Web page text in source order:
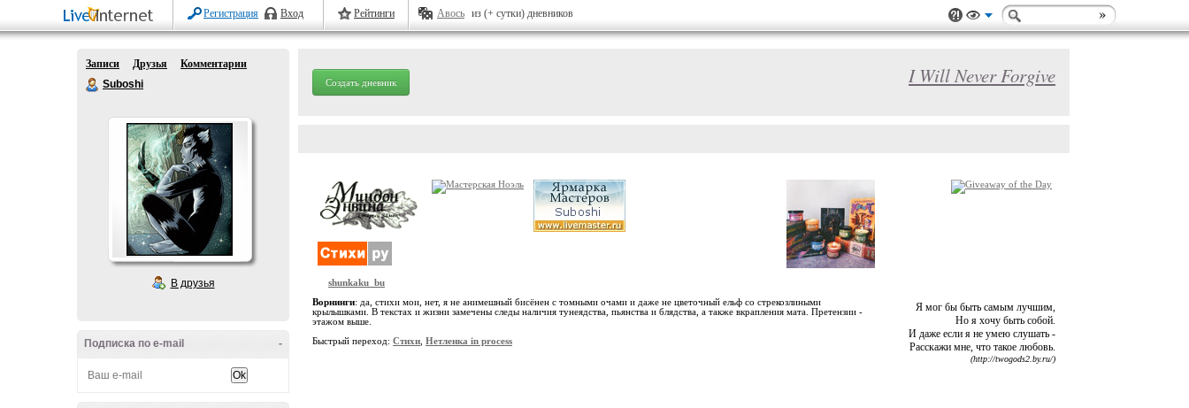
Регистрация Вход Рейтинги Авось из (+ сутки) дневников
Записи Друзья
Комментарии
Suboshi
В друзья
-
Подписка по e-mail
Создать дневник I Will Never Forgive
shunkaku_bu
Ворнинги: да, стихи мои, нет, я не анимешный бисёнен с томными очами и даже не цветочный ельф со стрекозлиными
крылышками. В текстах и жизни замечены следы наличия тунеядства, пьянства и блядства, а также вкрапления мата. Претензии -
этажом выше.
Быстрый переход: Стихи Нетленка in process
Я мог бы быть самым лучшим,
Но я хочу быть собой.
И даже если я не умею слушать -
Расскажи мне, что такое любовь.
(http://twogods2.by.ru/)